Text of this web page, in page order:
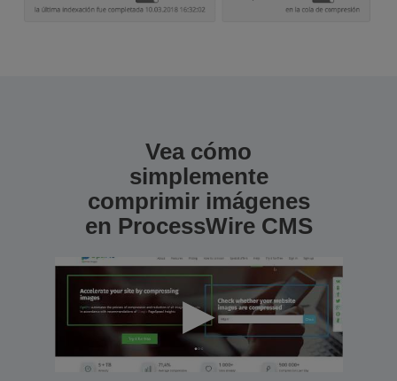
Vea cómo
simplemente
comprimir imágenes
en ProcessWire CMS